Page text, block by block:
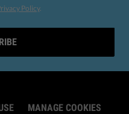
Policy.
MANAGE COOKIES